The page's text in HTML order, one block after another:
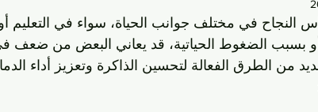
النجاح في مختلف جوانب الحياة، سواء في التعليم أو
بسبب الضغوط الحياتية، قد يعاني البعض من ضعف